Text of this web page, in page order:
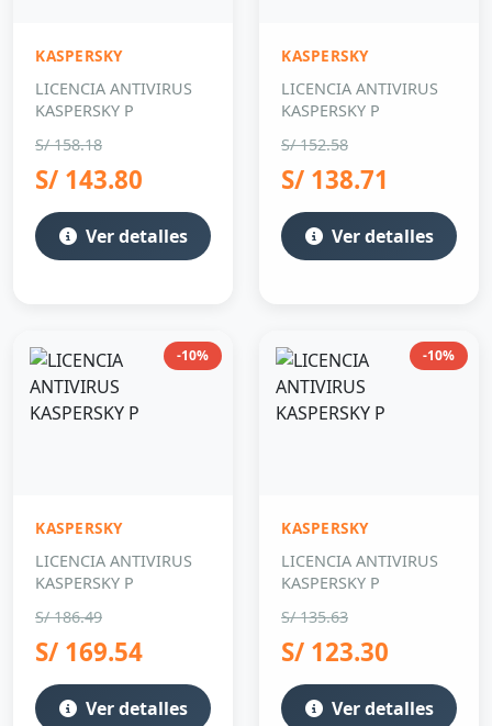
KASPERSKY
LICENCIA ANTIVIRUS
KASPERSKY P
S/ 158.18
S/ 143.80
Ver detalles
KASPERSKY
LICENCIA ANTIVIRUS
KASPERSKY P
S/ 152.58
S/ 138.71
Ver detalles
-10%
KASPERSKY
LICENCIA ANTIVIRUS
KASPERSKY P
S/ 186.49
S/ 169.54
Ver detalles
-10%
KASPERSKY
LICENCIA ANTIVIRUS
KASPERSKY P
S/ 135.63
S/ 123.30
Ver detalles